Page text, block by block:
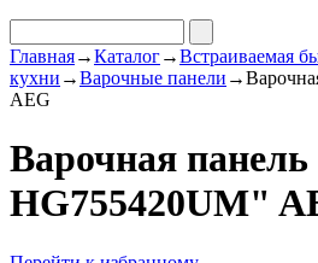
Главная→Каталог→Встраиваемая
кухни →Варочные панели →
AEG
Варочная
HG755420UM"